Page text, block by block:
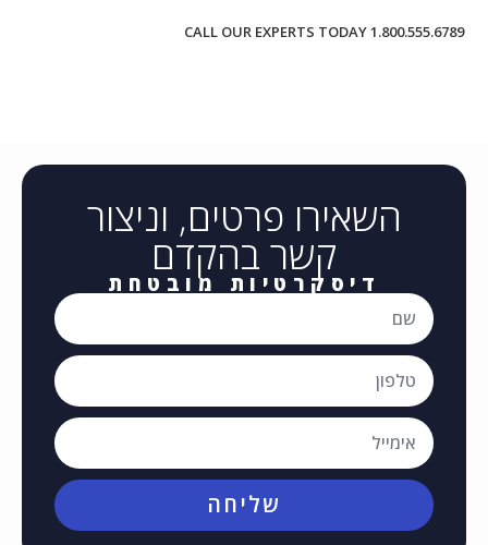
CALL OUR EXPERTS TODAY 1.800.555.6789
השאירו פרטים, וניצור
קשר בהקדם
דיסקרטיות מובטחת
שליחה